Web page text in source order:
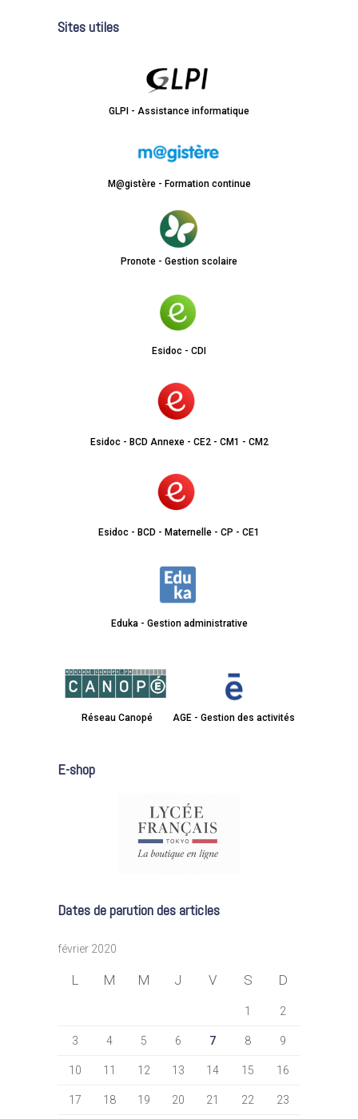
Sites utiles
GLPI - Assistance informatique
M@gistère - Formation continue
Pronote - Gestion scolaire
Esidoc - CDI
Esidoc - BCD Annexe - CE2 - CM1 - CM2
Esidoc - BCD - Maternelle - CP - CE1
Eduka - Gestion administrative
Réseau Canopé AGE - Gestion des activités
E-shop
Dates de parution des articles
février 2020
L M M J V S D
1 2
3 4 5 6 7 8 9
10 11 12 13 14 15 16
17 18 19 20 21 22 23